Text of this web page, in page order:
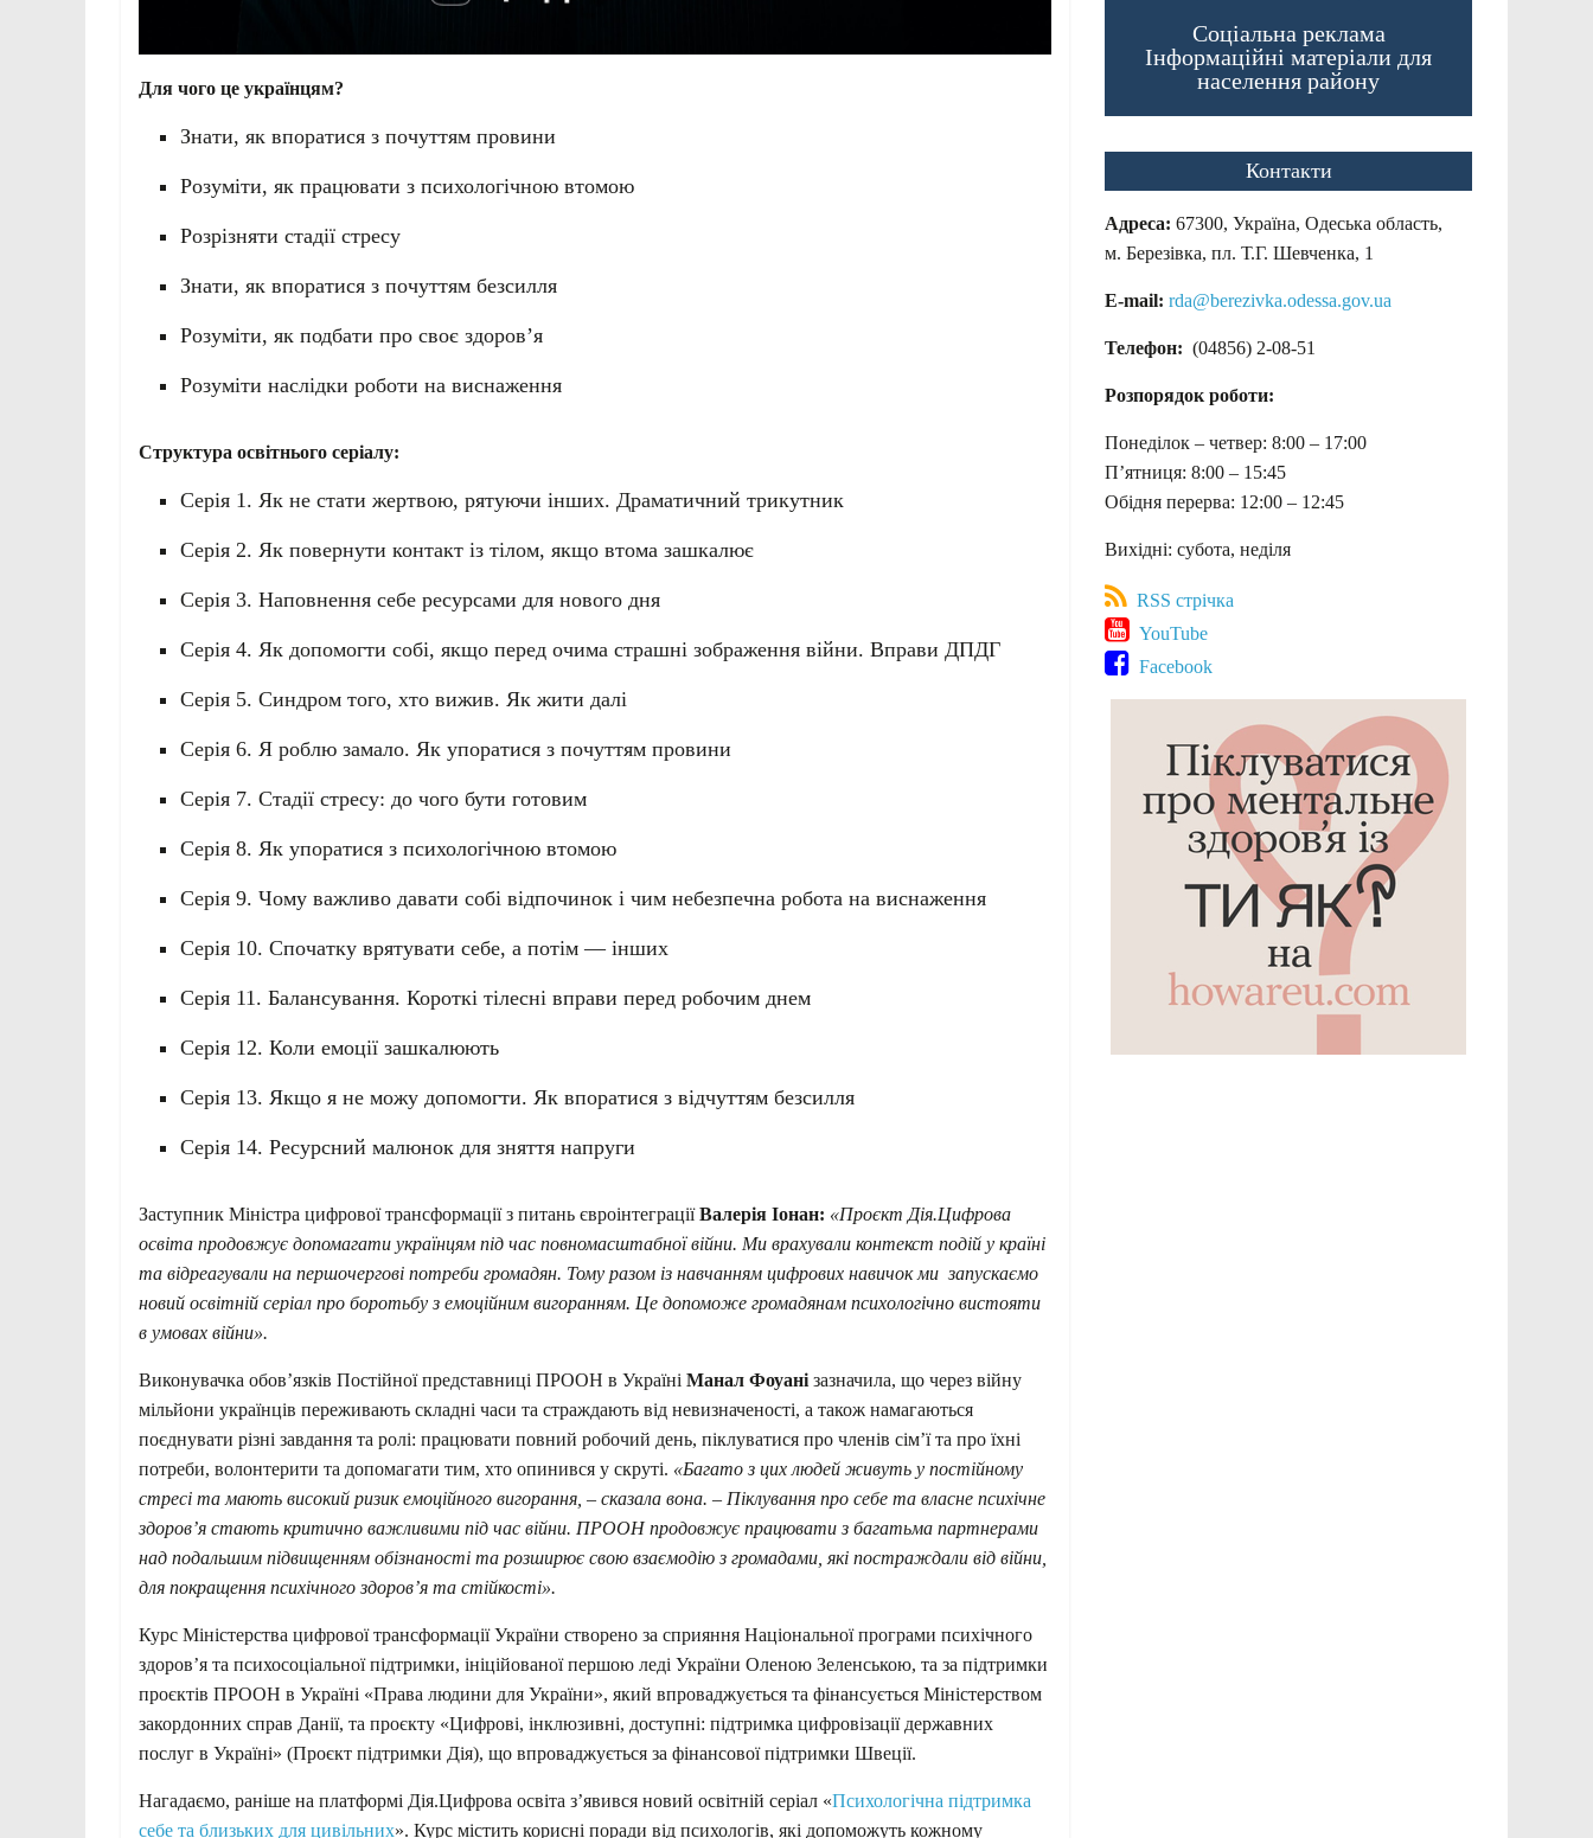
Для чого це українцям?
Знати, як впоратися з почуттям провини
Розуміти, як працювати з психологічною втомою
Розрізняти стадії стресу
Знати, як впоратися з почуттям безсилля
Розуміти, як подбати про своє здоров’я
Розуміти наслідки роботи на виснаження
Структура освітнього серіалу:
Серія 1. Як не стати жертвою, рятуючи інших. Драматичний трикутник
Серія 2. Як повернути контакт із тілом, якщо втома зашкалює
Серія 3. Наповнення себе ресурсами для нового дня
Серія 4. Як допомогти собі, якщо перед очима страшні зображення війни. Вправи ДПДГ
Серія 5. Синдром того, хто вижив. Як жити далі
Серія 6. Я роблю замало. Як упоратися з почуттям провини
Серія 7. Стадії стресу: до чого бути готовим
Серія 8. Як упоратися з психологічною втомою
Серія 9. Чому важливо давати собі відпочинок і чим небезпечна робота на виснаження
Серія 10. Спочатку врятувати себе, а потім — інших
Серія 11. Балансування. Короткі тілесні вправи перед робочим днем
Серія 12. Коли емоції зашкалюють
Серія 13. Якщо я не можу допомогти. Як впоратися з відчуттям безсилля
Серія 14. Ресурсний малюнок для зняття напруги
Заступник Міністра цифрової трансформації з питань євроінтеграціїВалерія Іонан: «Проєкт Дія.Цифрова
освіта продовжує допомагати українцям під час повномасштабної війни. Ми врахували контекст подій у країні
та відреагували на першочергові потреби громадян. Тому разом із навчанням цифрових навичок ми запускаємо
новий освітній серіал про боротьбу з емоційним вигоранням. Це допоможе громадянам психологічно вистояти
в умовах війни».
Виконувачка обов’язків Постійної представниці ПРООН в Україні Манал Фоуані зазначила, що через війну
мільйони українців переживають складні часи та страждають від невизначеності, а також намагаються
поєднувати різні завдання та ролі: працювати повний робочий день, піклуватися про членів сім’ї та про їхні
потреби, волонтерити та допомагати тим, хто опинився у скруті. «Багато з цих людей живуть у постійному
стресі та мають високий ризик емоційного вигорання, – сказала вона. – Піклування про себе та власне психічне
здоров’я стають критично важливими під час війни. ПРООН продовжує працювати з багатьма партнерами
над подальшим підвищенням обізнаності та розширює свою взаємодію з громадами, які постраждали від війни,
для покращення психічного здоров’я та стійкості».
Курс Міністерства цифрової трансформації України створено за сприяння Національної програми психічного
здоров’я та психосоціальної підтримки, ініційованої першою леді України Оленою Зеленською, та за підтримки
проєктів ПРООН в Україні «Права людини для України», який впроваджується та фінансується Міністерством
закордонних справ Данії, та проєкту «Цифрові, інклюзивні, доступні: підтримка цифровізації державних
послуг в Україні» (Проєкт підтримки Дія), що впроваджується за фінансової підтримки Швеції.
Нагадаємо, раніше на платформі Дія.Цифрова освіта з’явився новий освітній серіал «Психологічна підтримка
себе та близьких для цивільних». Курс містить корисні поради від психологів, які допоможуть кожному
Соціальна реклама
Інформаційні матеріали для
населення району
Контакти
Адреса: 67300, Україна, Одеська область,
м. Березівка, пл. Т.Г. Шевченка, 1
E-mail: rda@berezivka.odessa.gov.ua
Телефон: (04856) 2-08-51
Розпорядок роботи:
Понеділок – четвер: 8:00 – 17:00
П’ятниця: 8:00 – 15:45
Обідня перерва: 12:00 – 12:45
Вихідні: субота, неділя
RSS стрічка
YouTube
Facebook